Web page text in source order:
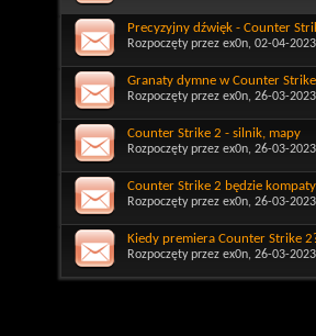
Precyzyjny dźwięk - Counter
Rozpoczęty przez ex0n, 02-04-
Granaty dymne w Counter
Rozpoczęty przez ex0n, 26-03-
Counter Strike 2 - silnik, mapy
Rozpoczęty przez ex0n, 26-03-
Counter Strike 2 będzie
Rozpoczęty przez ex0n, 26-03-
Kiedy premiera Counter Strike
Rozpoczęty przez ex0n, 26-03-